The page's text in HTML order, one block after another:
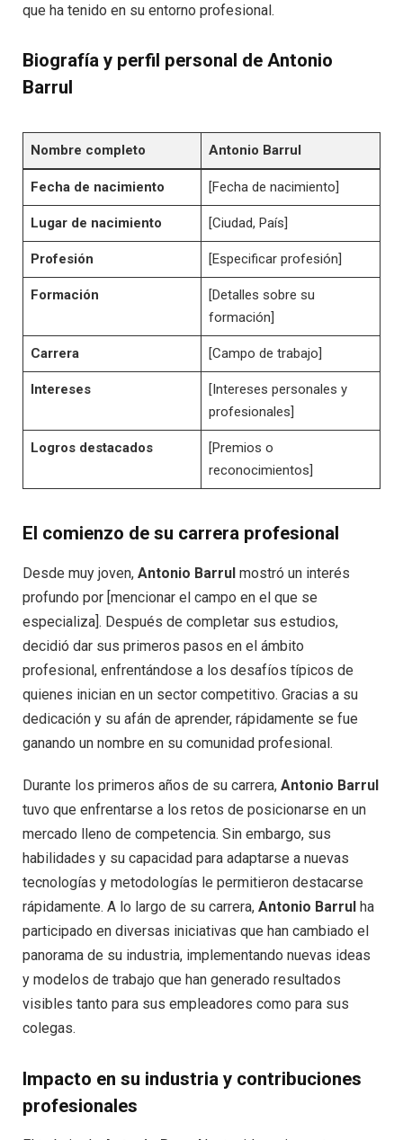
que ha tenido en su entorno profesional.
Biografía y perfil personal de Antonio
Barrul
Nombre completo Antonio Barrul
Fecha de nacimiento [Fecha de nacimiento]
Lugar de nacimiento [Ciudad, País]
Profesión [Especificar profesión]
Formación
[Detalles sobre su
formación]
Carrera [Campo de trabajo]
Intereses
[Intereses personales y
profesionales]
Logros destacados
[Premios o
reconocimientos]
El comienzo de su carrera profesional
Desde muy joven, Antonio Barrul mostró un interés
profundo por [mencionar el campo en el que se
especializa]. Después de completar sus estudios,
decidió dar sus primeros pasos en el ámbito
profesional, enfrentándose a los desafíos típicos de
quienes inician en un sector competitivo. Gracias a su
dedicación y su afán de aprender, rápidamente se fue
ganando un nombre en su comunidad profesional.
Durante los primeros años de su carrera, Antonio Barrul
tuvo que enfrentarse a los retos de posicionarse en un
mercado lleno de competencia. Sin embargo, sus
habilidades y su capacidad para adaptarse a nuevas
tecnologías y metodologías le permitieron destacarse
rápidamente. A lo largo de su carrera, Antonio Barrul ha
participado en diversas iniciativas que han cambiado el
panorama de su industria, implementando nuevas ideas
y modelos de trabajo que han generado resultados
visibles tanto para sus empleadores como para sus
colegas.
Impacto en su industria y contribuciones
profesionales